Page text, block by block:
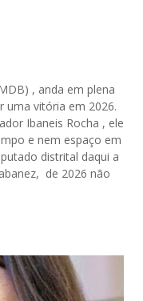
, anda em plena
uma vitória em 2026.
Ibaneis Rocha , ele
e nem espaço em
distrital daqui a
de 2026 não